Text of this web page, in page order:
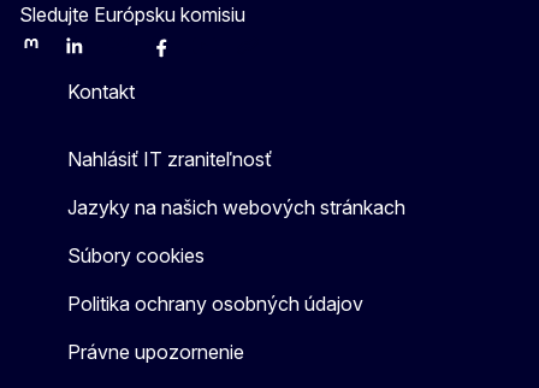
Sledujte Európsku komisiu
MastodonLinkedInBlueskyFacebook
Kontakt
Nahlásiť IT zraniteľnosť
Jazyky na našich webových stránkach
Súbory cookies
Politika ochrany osobných údajov
Právne upozornenie